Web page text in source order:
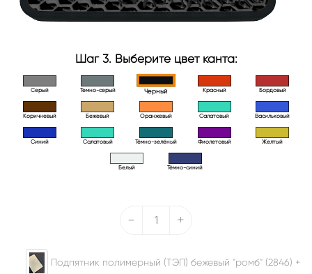
Шаг 3. Выберите цвет канта:
Серый Темно-серый Черный Красный Бордовый
Коричневый Бежевый Оранжевый Салатовый Васильковый
Синий Салатовый Тёмно-зелёный Фиолетовый Желтый
Белый Тёмно-синий
- +
Подпятник полимерный (ТЭП) бежевый "ромб" (2846) +